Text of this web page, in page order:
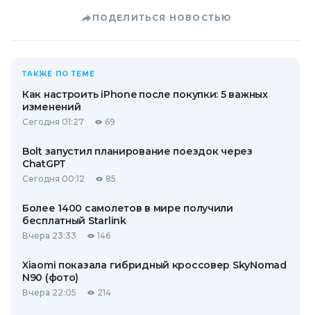
ПОДЕЛИТЬСЯ НОВОСТЬЮ
ТАКЖЕ ПО ТЕМЕ
Как настроить iPhone после покупки: 5 важных
изменений
Сегодня 01:27 69
Bolt запустил планирование поездок через
ChatGPT
Сегодня 00:12 85
Более 1400 самолетов в мире получили
бесплатный Starlink
Вчера 23:33 146
Xiaomi показала гибридный кроссовер SkyNomad
N90 (фото)
Вчера 22:05 214